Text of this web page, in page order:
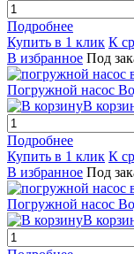
Подробнее
Купить в 1 клик К
В избранное Под
Погружной насос
В
Подробнее
Купить в 1 клик К
В избранное Под
Погружной насос
В